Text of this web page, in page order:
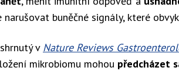
narušovat buněčné signály, které
v Nature Reviews
mikrobiomu mohou předcházet